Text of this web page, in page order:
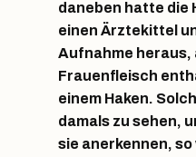
daneben hatte die
einen Ärztekittel
Aufnahme heraus,
Frauenfleisch
einem Haken.
damals zu sehen,
sie anerkennen,